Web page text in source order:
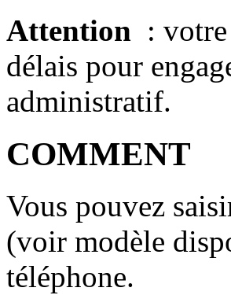
Attention :
délais pour
administratif.
COMMENT
Vous pouvez
(voir modèle
téléphone.